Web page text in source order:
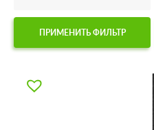
ПРИМЕНИТЬ ФИЛЬТР